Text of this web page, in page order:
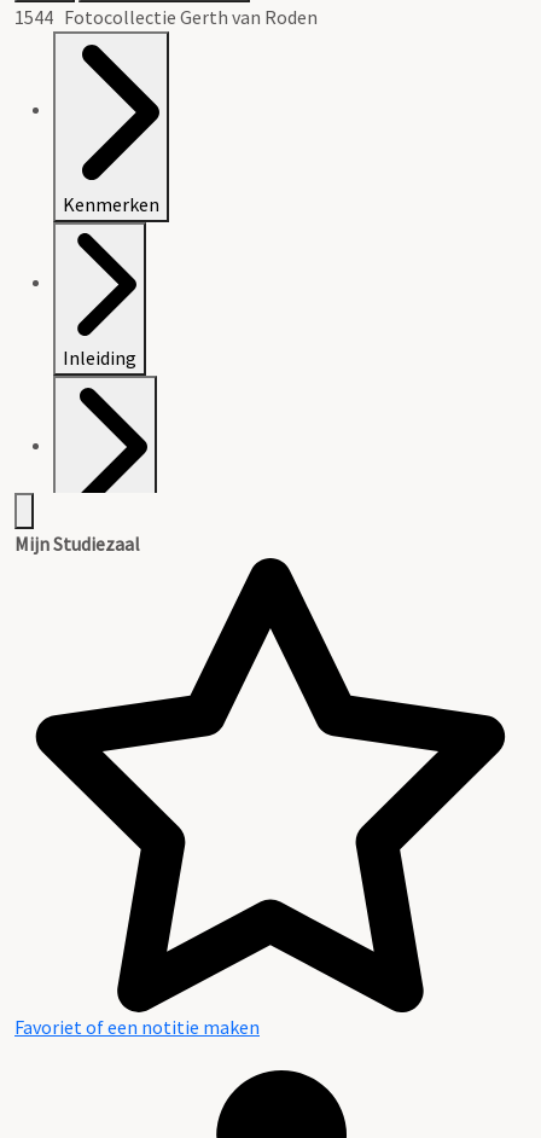
1544 Fotocollectie Gerth van Roden
Kenmerken
Inleiding
Mijn Studiezaal
Favoriet of een notitie maken